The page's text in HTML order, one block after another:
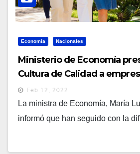
Economía Nacionales
Ministerio de Economía
Cultura de Calidad a
relacionado con Surf City
Feb 12, 2022
La ministra de Economía, María
informó que han seguido con la